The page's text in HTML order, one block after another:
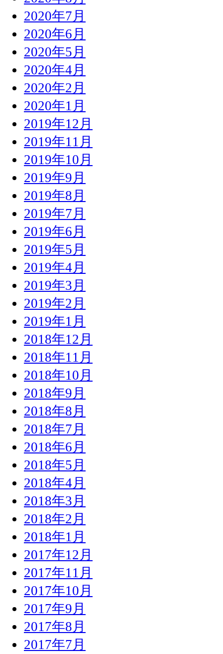
2020年7月
2020年6月
2020年5月
2020年4月
2020年2月
2020年1月
2019年12月
2019年11月
2019年10月
2019年9月
2019年8月
2019年7月
2019年6月
2019年5月
2019年4月
2019年3月
2019年2月
2019年1月
2018年12月
2018年11月
2018年10月
2018年9月
2018年8月
2018年7月
2018年6月
2018年5月
2018年4月
2018年3月
2018年2月
2018年1月
2017年12月
2017年11月
2017年10月
2017年9月
2017年8月
2017年7月